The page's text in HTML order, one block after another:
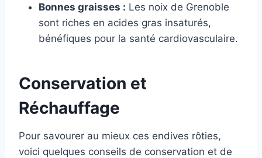
Bonnes graisses : Les noix de Grenoble
sont riches en acides gras insaturés,
bénéfiques pour la santé cardiovasculaire.
Conservation et
Réchauffage
Pour savourer au mieux ces endives rôties,
voici quelques conseils de conservation et de